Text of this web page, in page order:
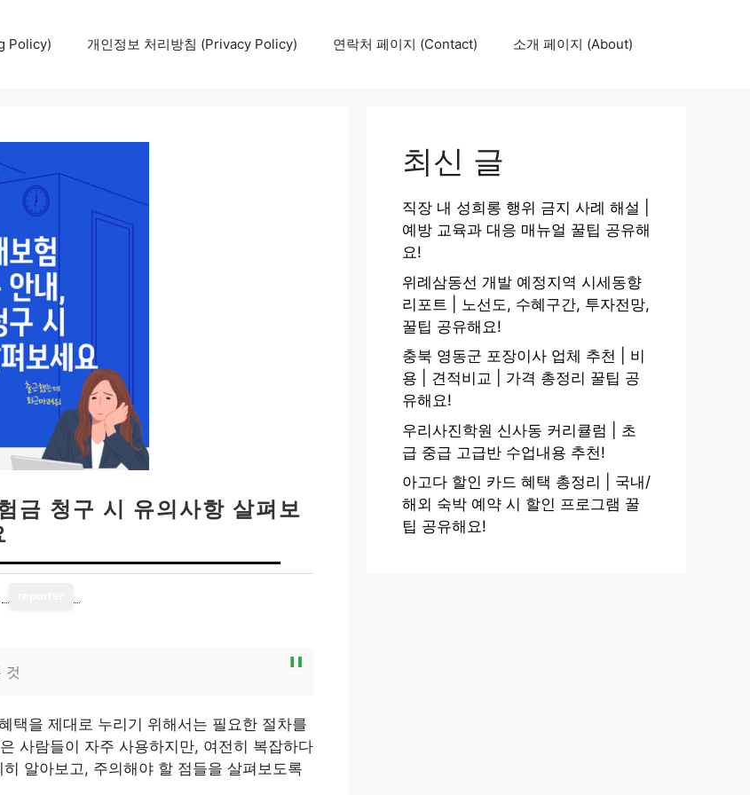
Policy) 개인정보 처리방침 (Privacy Policy) 연락처 페이지 (Contact) 소개 페이지 (About)
금 청구 시 유의사항 살펴보
것
택을 제대로 누리기 위해서는 필요한 절차를
사람들이 자주 사용하지만, 여전히 복잡하다
알아보고, 주의해야 할 점들을 살펴보도록
최신 글
직장 내 성희롱 행위 금지 사례 해설 |
예방 교육과 대응 매뉴얼 꿀팁 공유해
요!
위례삼동선 개발 예정지역 시세동향
리포트 | 노선도, 수혜구간, 투자전망,
꿀팁 공유해요!
충북 영동군 포장이사 업체 추천 | 비
용 | 견적비교 | 가격 총정리 꿀팁 공
유해요!
우리사진학원 신사동 커리큘럼 | 초
급 중급 고급반 수업내용 추천!
아고다 할인 카드 혜택 총정리 | 국내/
해외 숙박 예약 시 할인 프로그램 꿀
팁 공유해요!